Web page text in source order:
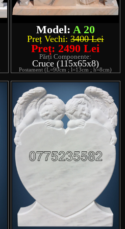
Model: A 20
Preț Vechi:3400 Lei
Preț: 2490 Lei
Părți Componente:
Cruce (115x65x8)
Postament (L=90cm ; l=13cm ; h=8cm)